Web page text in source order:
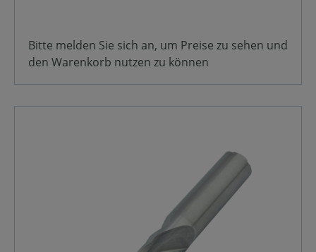
Bitte melden Sie sich an, um Preise zu sehen und
den Warenkorb nutzen zu können